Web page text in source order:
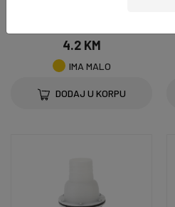
4.2 KM
IMA MALO
DODAJ U KORPU